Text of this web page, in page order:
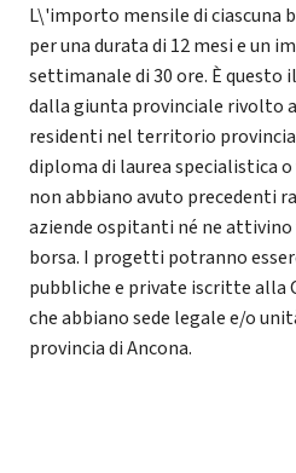
L\'importo mensile di ciascuna
per una durata di 12 mesi e un
settimanale di 30 ore. È questo
dalla giunta provinciale rivolto
residenti nel territorio
diploma di laurea specialistica
non abbiano avuto precedenti
aziende ospitanti né ne
borsa. I progetti potranno
pubbliche e private iscritte alla
che abbiano sede legale e/o
provincia di Ancona.